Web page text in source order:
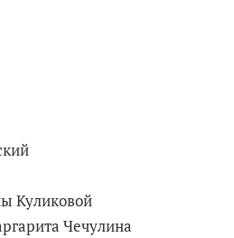
Куликовой
Чечулина